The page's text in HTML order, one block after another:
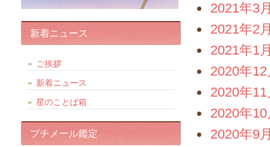
2021年3
2021年2
2021年1
2020年12
2020年11
2020年10
2020年9
新着ニュース
ご挨拶
新着ニュース
星のことば箱
プチメール鑑定